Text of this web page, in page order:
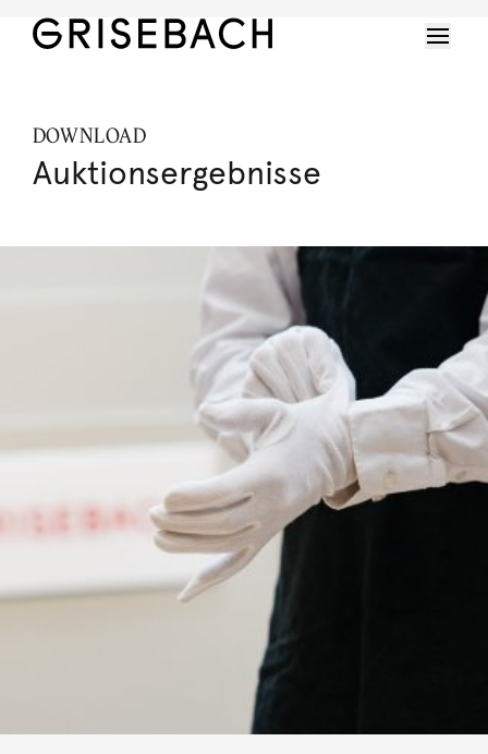
DOWNLOAD
Auktionsergebnisse